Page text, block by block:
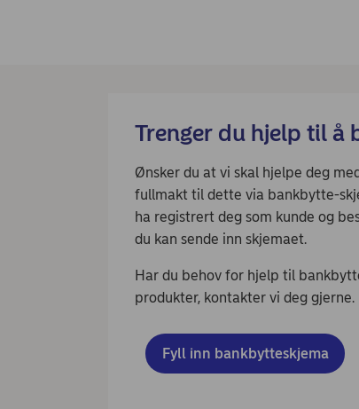
Trenger du hjelp til å
Ønsker du at vi skal hjelpe deg
fullmakt til dette via bankbytte-
ha registrert deg som kunde og
du kan sende inn skjemaet.
Har du behov for hjelp til
produkter, kontakter vi deg gjerne.
Fyll inn bankbytteskjema